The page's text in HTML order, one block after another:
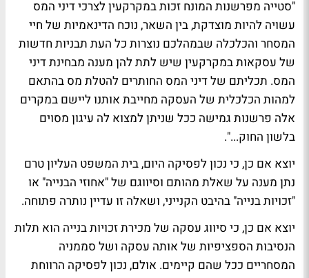
"סטייה מפרשנות המונח זכות במקרקעין לצרכי דיני המס
עשויה להיות מוצדקת, בין השאר, נוכח הדינאמיות של חיי
המסחר והכלכלה שבמהלכם נוצרות כל העת תבניות חדשות
של עסקאות במקרקעין שיש לתת להן מענה מבחינת דיני
המס. תכליתם של דיני המס החותרים להטלת מס בהתאם
למהות הכלכלית של העסקה מחייבת אותנו ליישם במקרים
אלה פרשנות גמישה ככל שניתן למצוא לה עיגון מסוים
בלשון החוק...".
יוצא אם כן, כי נכון לפסיקה היום, בית המשפט העליון טרם
נתן מענה על שאלת מהותם וסיווגם של "אחוזי הבנייה" או
"זכויות בנייה" בהיבט הקנייני, ושאלה זו עדיין נותרה פתוחה.
יוצא אם כן, כי סיווג עסקה של מכירת זכויות בנייה הוא תלות
הנסיבות הספציפיות של אותה עסקה ושל סממניה
המסחריים ככל שהם קיימים. אולם, נכון לפסיקה הרווחת